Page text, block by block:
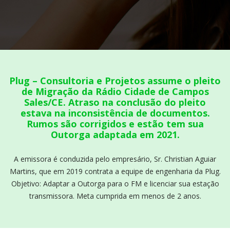
Plug – Consultoria e Projetos assume o pleito
de Migração da Rádio Cidade de Campos
Sales/CE. Atraso na conclusão do pleito
estava na inconsistência de documentos.
Rumos são corrigidos e estão tem sua
Outorga adaptada em 2021.
A emissora é conduzida pelo empresário, Sr. Christian Aguiar
Martins, que em 2019 contrata a equipe de engenharia da Plug.
Objetivo: Adaptar a Outorga para o FM e licenciar sua estação
transmissora. Meta cumprida em menos de 2 anos.